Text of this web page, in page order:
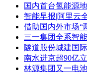
国内首台氢能源
智能早报|阿里云
借助国内外市场“
三一集团全系智
隧道股份城建国
南水进京超90亿
林源集团又一电